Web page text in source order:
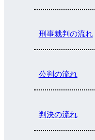
刑事裁判の流れ
公判の流れ
判決の流れ